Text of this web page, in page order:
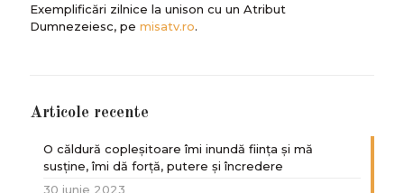
Exemplificări zilnice la unison cu un Atribut
Dumnezeiesc, pe misatv.ro.
Articole recente
O căldură copleșitoare îmi inundă ființa și mă
susține, îmi dă forță, putere și încredere
30 iunie 2023